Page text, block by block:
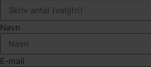
Navn
E-mail